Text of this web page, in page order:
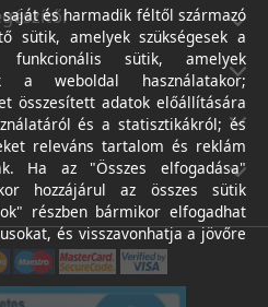
és harmadik féltől származó
sütik, amelyek szükségesek a
funkcionális sütik, amelyek
a weboldal használatakor;
összesített adatok előállítására
és a statisztikákról; és
releváns tartalom és reklám
Ha az "Összes elfogadása"
hozzájárul az összes sütik
részben bármikor elfogadhat
és visszavonhatja a jövőre